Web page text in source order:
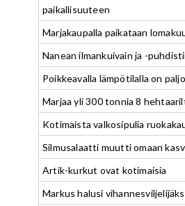
paikallisuuteen
Marjakaupalla paikataan
Nanean ilmankuivain ja -
Poikkeavalla lämpötilalla on
Marjaa yli 300 tonnia 8
Kotimaista valkosipulia
Silmusalaatti muutti omaan
Artik-kurkut ovat kotimaisia
Markus halusi